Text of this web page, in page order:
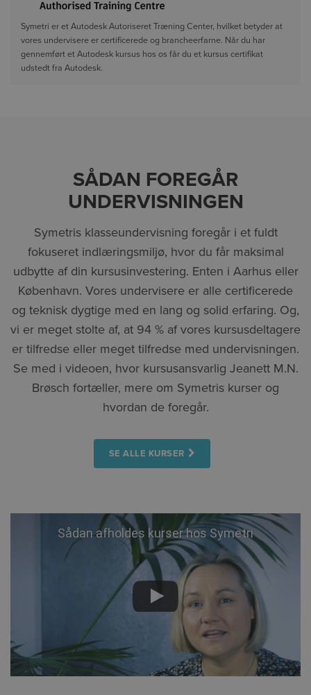
Symetri er et Autodesk Autoriseret Træning Center, hvilket betyder at
vores undervisere er certificerede og brancheerfarne. Når du har
gennemført et Autodesk kursus hos os får du et kursus certifikat
udstedt fra Autodesk.
SÅDAN FOREGÅR
UNDERVISNINGEN
Symetris klasseundervisning foregår i et fuldt
fokuseret indlæringsmiljø, hvor du får maksimal
udbytte af din kursusinvestering. Enten i Aarhus eller
København. Vores undervisere er alle certificerede
og teknisk dygtige med en lang og solid erfaring. Og,
vi er meget stolte af, at 94 % af vores kursusdeltagere
er tilfredse eller meget tilfredse med undervisningen.
Se med i videoen, hvor kursusansvarlig Jeanett M.N.
Brøsch fortæller, mere om Symetris kurser og
hvordan de foregår.
SE ALLE KURSER
Sådan afholdes kurser hos Symetri